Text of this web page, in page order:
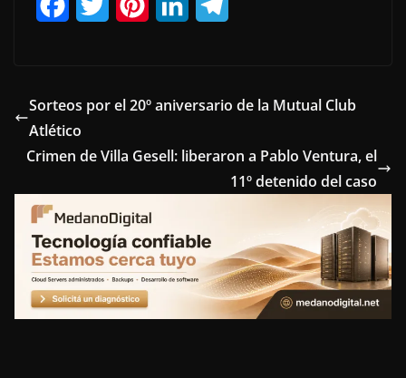
e
b
o
o
k
t
e
r
t
r
e
s
t
k
d
I
n
e
r
a
Sorteos por el 20º aniversario de la Mutual Club
Atlético
Crimen de Villa Gesell: liberaron a Pablo Ventura, el
11º detenido del caso